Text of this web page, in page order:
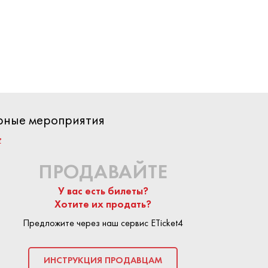
Первый
на 40
с
новые
концерт
Всех
любимые
мероприятия
ПРОДАВАЙТЕ
У вас есть билеты?
Хотите их продать?
Предложите через наш сервис ETicket4
ИНСТРУКЦИЯ ПРОДАВЦАМ